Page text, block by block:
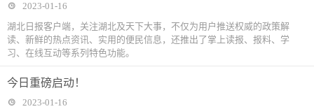
2023-01-16
湖北日报客户端，关注湖北及天下大事，不仅为用户推送权威的政策解
读、新鲜的热点资讯、实用的便民信息，还推出了掌上读报、报料、学
习、在线互动等系列特色功能。
今日重磅启动！
2023-01-16